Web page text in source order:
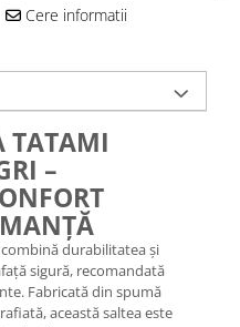
Cere informatii
TATAMI
–
durabilitatea și
sigură, recomandată
Fabricată din spumă
această saltea este